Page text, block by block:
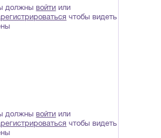
должнывойти или
чтобы видеть
должнывойти или
чтобы видеть